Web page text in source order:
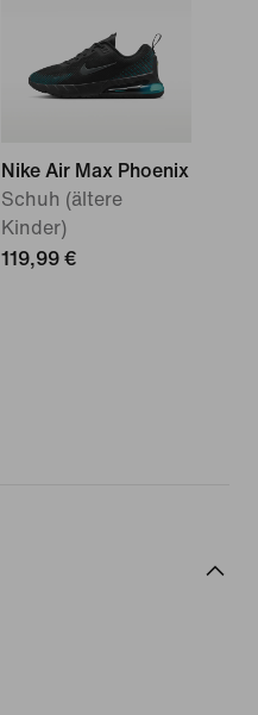
Nike Air Max Phoenix
Schuh (ältere
Kinder)
119,99 €